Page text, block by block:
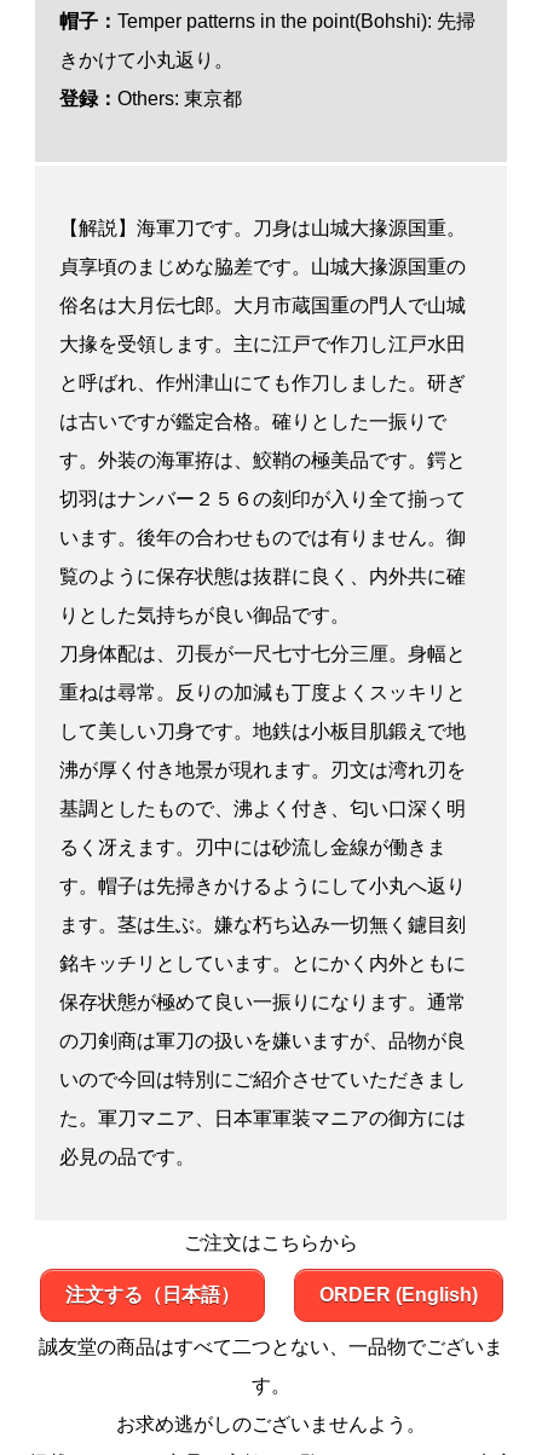
帽子： Temper patterns in the point(Bohshi): 先掃
きかけて小丸返り。
登録： Others: 東京都
【解説】海軍刀です。刀身は山城大掾源国重。
貞享頃のまじめな脇差です。山城大掾源国重の
俗名は大月伝七郎。大月市蔵国重の門人で山城
大掾を受領します。主に江戸で作刀し江戸水田
と呼ばれ、作州津山にても作刀しました。研ぎ
は古いですが鑑定合格。確りとした一振りで
す。外装の海軍拵は、鮫鞘の極美品です。鍔と
切羽はナンバー２５６の刻印が入り全て揃って
います。後年の合わせものでは有りません。御
覧のように保存状態は抜群に良く、内外共に確
りとした気持ちが良い御品です。
刀身体配は、刃長が一尺七寸七分三厘。身幅と
重ねは尋常。反りの加減も丁度よくスッキリと
して美しい刀身です。地鉄は小板目肌鍛えで地
沸が厚く付き地景が現れます。刃文は湾れ刃を
基調としたもので、沸よく付き、匂い口深く明
るく冴えます。刃中には砂流し金線が働きま
す。帽子は先掃きかけるようにして小丸へ返り
ます。茎は生ぶ。嫌な朽ち込み一切無く鑢目刻
銘キッチリとしています。とにかく内外ともに
保存状態が極めて良い一振りになります。通常
の刀剣商は軍刀の扱いを嫌いますが、品物が良
いので今回は特別にご紹介させていただきまし
た。軍刀マニア、日本軍軍装マニアの御方には
必見の品です。
ご注文はこちらから
注文する（日本語） ORDER (English)
誠友堂の商品はすべて二つとない、一品物でございま
す。
お求め逃がしのございませんよう。